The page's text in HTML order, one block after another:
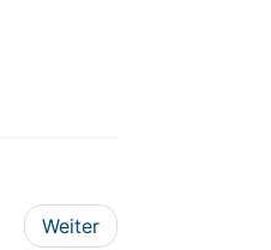
Weiter